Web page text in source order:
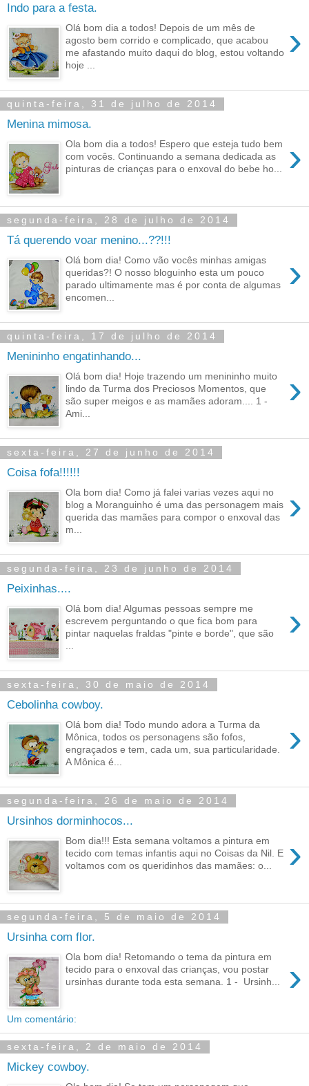
Indo para a festa.
›
Olá bom dia a todos! Depois de um mês de
agosto bem corrido e complicado, que acabou
me afastando muito daqui do blog, estou voltando
hoje ...
quinta-feira, 31 de julho de 2014
Menina mimosa.
›
Ola bom dia a todos! Espero que esteja tudo bem
com vocês. Continuando a semana dedicada as
pinturas de crianças para o enxoval do bebe ho...
segunda-feira, 28 de julho de 2014
Tá querendo voar menino...??!!!
›
Olá bom dia! Como vão vocês minhas amigas
queridas?! O nosso bloguinho esta um pouco
parado ultimamente mas é por conta de algumas
encomen...
quinta-feira, 17 de julho de 2014
Menininho engatinhando...
›
Olá bom dia! Hoje trazendo um menininho muito
lindo da Turma dos Preciosos Momentos, que
são super meigos e as mamães adoram.... 1 -
Ami...
sexta-feira, 27 de junho de 2014
Coisa fofa!!!!!!
›
Ola bom dia! Como já falei varias vezes aqui no
blog a Moranguinho é uma das personagem mais
querida das mamães para compor o enxoval das
m...
segunda-feira, 23 de junho de 2014
Peixinhas....
›
Olá bom dia! Algumas pessoas sempre me
escrevem perguntando o que fica bom para
pintar naquelas fraldas "pinte e borde", que são
sexta-feira, 30 de maio de 2014
Cebolinha cowboy.
›
Olá bom dia! Todo mundo adora a Turma da
Mônica, todos os personagens são fofos,
engraçados e tem, cada um, sua particularidade.
A Mônica é...
segunda-feira, 26 de maio de 2014
Ursinhos dorminhocos...
›
Bom dia!!! Esta semana voltamos a pintura em
tecido com temas infantis aqui no Coisas da Nil. E
voltamos com os queridinhos das mamães: o...
segunda-feira, 5 de maio de 2014
Ursinha com flor.
›
Ola bom dia! Retomando o tema da pintura em
tecido para o enxoval das crianças, vou postar
ursinhas durante toda esta semana. 1 - Ursinh...
Um comentário:
sexta-feira, 2 de maio de 2014
Mickey cowboy.